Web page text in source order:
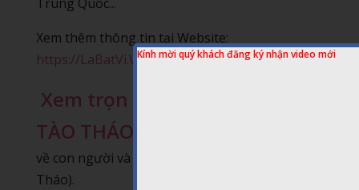
Kính mời quý khách đăng ký nhận video mới
Xem thêm thông tin tại Website:
https://LaBatVi.VanSuApp.com
Xem trọn bộ HUYỀN THOẠI
TÀO THÁO
về con người và cuộc đời Tào A Man (Tào
Tháo).